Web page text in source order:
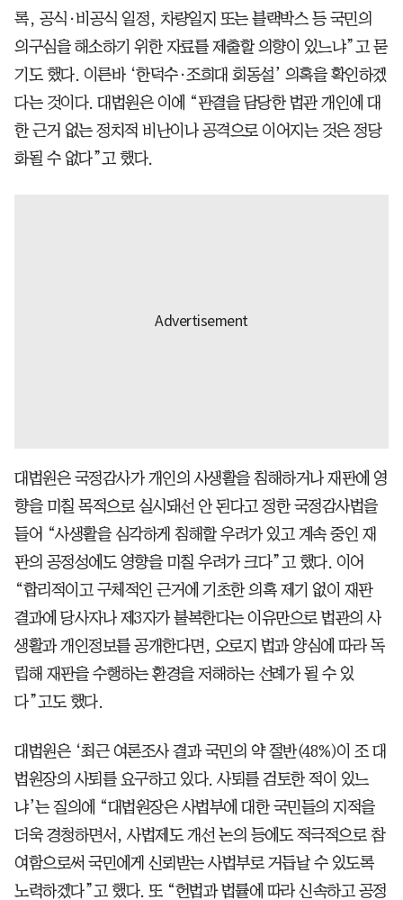
록, 공식·비공식 일정, 차량일지 또는 블랙박스 등 국민의
의구심을 해소하기 위한 자료를 제출할 의향이 있느냐”고 묻
기도 했다. 이른바 ‘한덕수·조희대 회동설’ 의혹을 확인하겠
다는 것이다. 대법원은 이에 “판결을 담당한 법관 개인에 대
한 근거 없는 정치적 비난이나 공격으로 이어지는 것은 정당
화될 수 없다”고 했다.
대법원은 국정감사가 개인의 사생활을 침해하거나 재판에 영
향을 미칠 목적으로 실시돼선 안 된다고 정한 국정감사법을
들어 “사생활을 심각하게 침해할 우려가 있고 계속 중인 재
판의 공정성에도 영향을 미칠 우려가 크다”고 했다. 이어
“합리적이고 구체적인 근거에 기초한 의혹 제기 없이 재판
결과에 당사자나 제3자가 불복한다는 이유만으로 법관의 사
생활과 개인정보를 공개한다면, 오로지 법과 양심에 따라 독
립해 재판을 수행하는 환경을 저해하는 선례가 될 수 있
다”고도 했다.
대법원은 ‘최근 여론조사 결과 국민의 약 절반(48%)이 조 대
법원장의 사퇴를 요구하고 있다. 사퇴를 검토한 적이 있느
냐’는 질의에 “대법원장은 사법부에 대한 국민들의 지적을
더욱 경청하면서, 사법제도 개선 논의 등에도 적극적으로 참
여함으로써 국민에게 신뢰받는 사법부로 거듭날 수 있도록
노력하겠다”고 했다. 또 “헌법과 법률에 따라 신속하고 공정